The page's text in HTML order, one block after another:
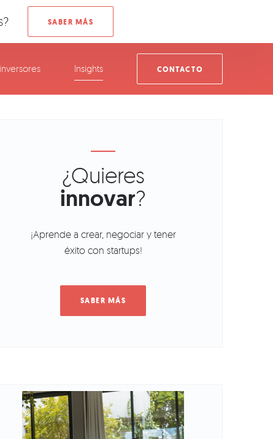
inversores Insights CONTACTO
¿Quieres
innovar?
¡Aprende a crear, negociar y tener
éxito con startups!